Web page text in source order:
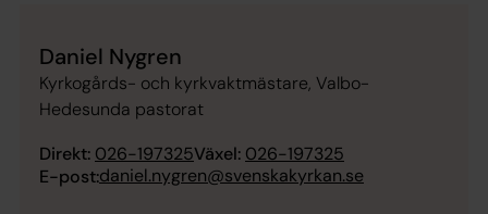
Daniel Nygren
Kyrkogårds- och kyrkvaktmästare, Valbo-
Hedesunda pastorat
Direkt: 026-197325Växel: 026-197325
E-post:daniel.nygren@svenskakyrkan.se